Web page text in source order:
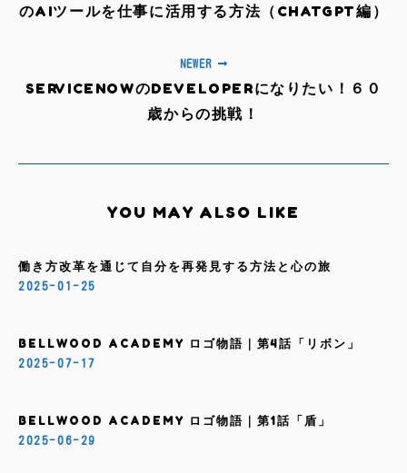
のAIツールを仕事に活用する方法（CHATGPT編）
NEWER
SERVICENOWのDEVELOPERになりたい！６０
歳からの挑戦！
YOU MAY ALSO LIKE
働き方改革を通じて自分を再発見する方法と心の旅
2025-01-25
BELLWOOD ACADEMY ロゴ物語｜第4話「リボン」
2025-07-17
BELLWOOD ACADEMY ロゴ物語｜第1話「盾」
2025-06-29